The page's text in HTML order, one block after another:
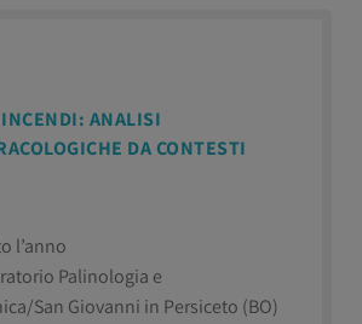
ANALISI
DA CONTESTI
l’anno
Palinologia e
San Giovanni in Persiceto (BO)